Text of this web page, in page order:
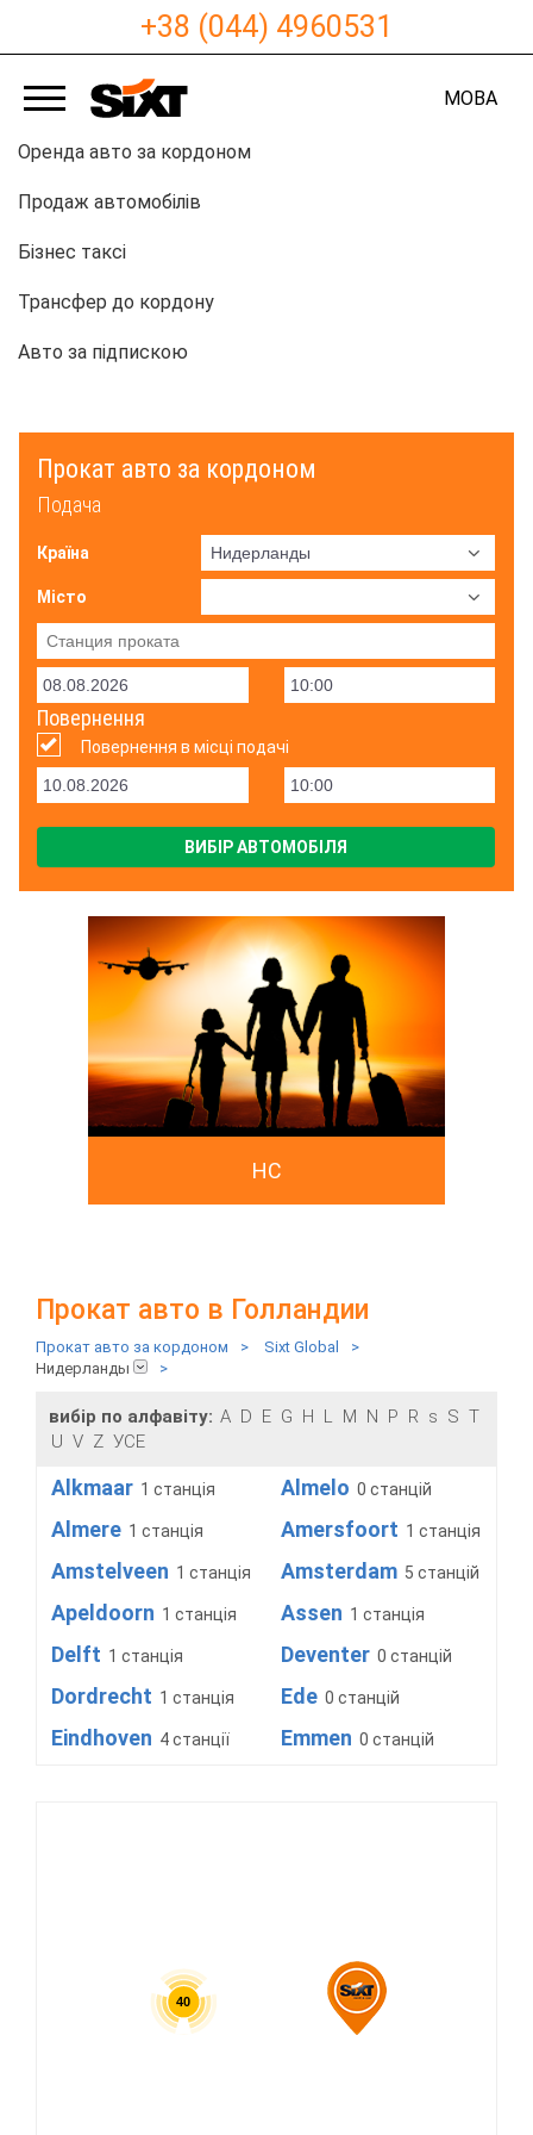
+38 (044) 4960531
МОВА
Оренда авто за кордоном
Продаж автомобілів
Бізнес таксі
Трансфер до кордону
Авто за підпискою
Прокат авто за кордоном
Подача
Країна
Місто
Повернення
Повернення в місці подачі
ВИБІР АВТОМОБІЛЯ
HC
Прокат авто в Голландии
Прокат авто за кордоном > Sixt Global
>
Нидерланды
>
вибір по алфавіту: A D E G H L M N P R s S T
U V Z УСЕ
Alkmaar 1 станція Almelo 0 станцій
Almere 1 станція Amersfoort 1 станція
Amstelveen 1 станція Amsterdam 5 станцій
Apeldoorn 1 станція Assen 1 станція
Delft 1 станція Deventer 0 станцій
Dordrecht 1 станція Ede 0 станцій
Eindhoven 4 станції Emmen 0 станцій
Nieuwegein 1 станція Purmerend
Ridderkerk 1 станція Rijswijk 1 станція
40